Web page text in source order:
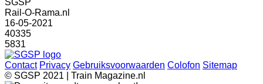
SGSP
Rail-O-Rama.nl
16-05-2021
40335
5831
Contact Privacy Gebruiksvoorwaarden Colofon Sitemap
© SGSP 2021 | Train Magazine.nl